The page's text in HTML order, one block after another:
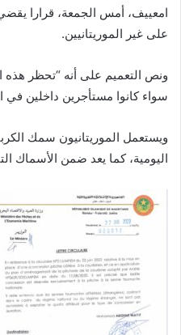
امعييف، أمس الجمعة، قرارا
على غير الموريتانيين.
ونص التعميم على أنه “تحظر هذه
سواء كانوا مستأجرين داخلين في
ويستعمل الموريتانيون سمك
اليومية، كما يعد ضمن الأسماك